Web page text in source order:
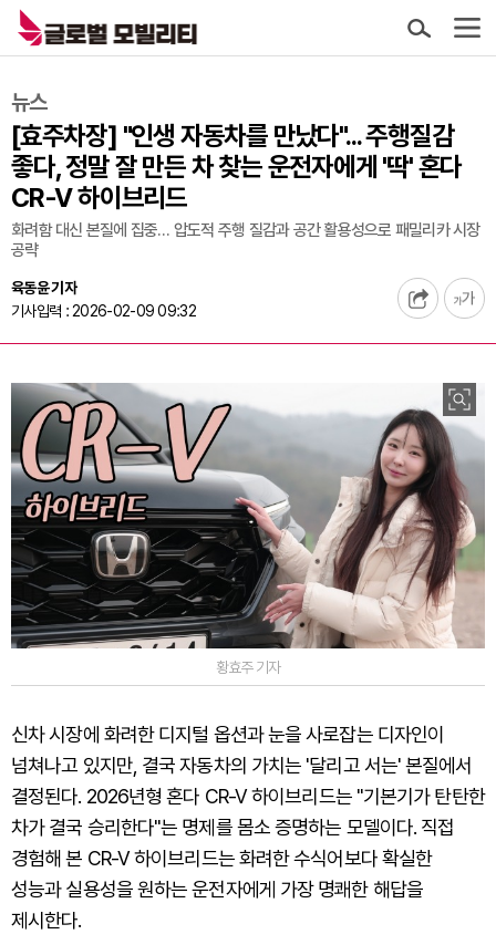
뉴스
[효주차장] "인생 자동차를 만났다"... 주행질감
좋다, 정말 잘 만든 차 찾는 운전자에게 '딱' 혼다
CR-V 하이브리드
화려함 대신 본질에 집중… 압도적 주행 질감과 공간 활용성으로 패밀리카 시장
공략
육동윤 기자
기사입력 : 2026-02-09 09:32
황효주 기자
신차 시장에 화려한 디지털 옵션과 눈을 사로잡는 디자인이
넘쳐나고 있지만, 결국 자동차의 가치는 '달리고 서는' 본질에서
결정된다. 2026년형 혼다 CR-V 하이브리드는 "기본기가 탄탄한
차가 결국 승리한다"는 명제를 몸소 증명하는 모델이다. 직접
경험해 본 CR-V 하이브리드는 화려한 수식어보다 확실한
성능과 실용성을 원하는 운전자에게 가장 명쾌한 해답을
제시한다.